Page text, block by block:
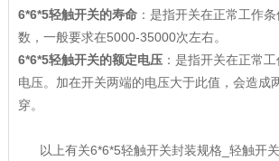
6*6*5轻触开关的寿命：是指开关在正常工作
数，一般要求在5000-35000次左右。
6*6*5轻触开关的额定电压：是指开关在正常
电压。加在开关两端的电压大于此值，会造成
穿。
以上有关6*6*5轻触开关封装规格_轻触开